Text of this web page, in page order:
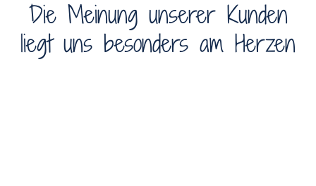
Die Meinung unserer Kunden
liegt uns besonders am Herzen